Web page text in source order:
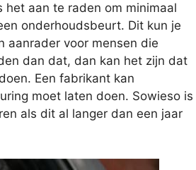
aan te raden om minimaal
onderhoudsbeurt. Dit kun je
aanrader voor mensen die
dan dat, dan kan het zijn dat
Een fabrikant kan
moet laten doen. Sowieso is
als dit al langer dan een jaar